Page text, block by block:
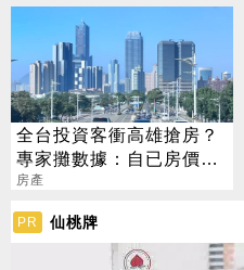
全台投資客衝高雄搶房？
專家攤數據：自已房價自
己炒
房產
PR 仙桃牌